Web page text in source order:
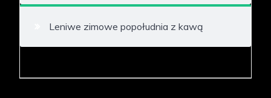
Leniwe zimowe popołudnia z kawą